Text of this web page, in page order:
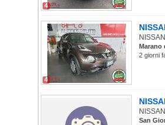
4
4
Marano
2 giorni
San